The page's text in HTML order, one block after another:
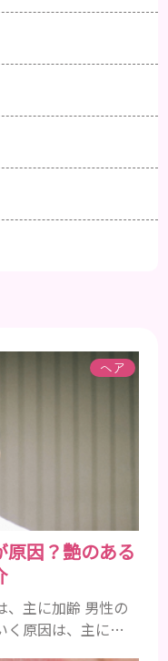
ヘア
因？艶のある
、主に加齢 男性の
く原因は、主に加